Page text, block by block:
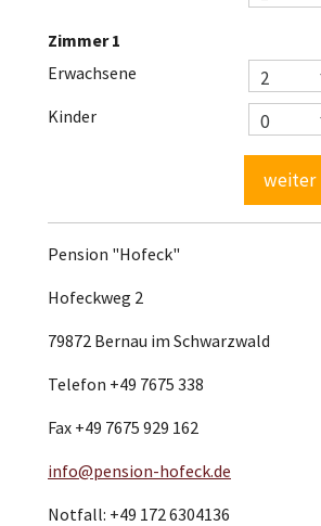
Zimmer 1
Erwachsene
Kinder
weiter
Pension "Hofeck"
Hofeckweg 2
79872 Bernau im Schwarzwald
Telefon +49 7675 338
Fax +49 7675 929 162
info@pension-hofeck.de
Notfall: +49 172 6304136